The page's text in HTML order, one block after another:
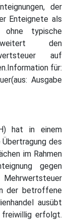
der
Enteignete als
typische
den
auf
für:
Ausgabe
hat in einem
des
im Rahmen
gegen
der betroffene
ausübt
freiwillig erfolgt.